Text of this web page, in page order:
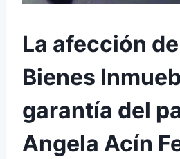
La afección
Bienes
garantía del
Angela Acín